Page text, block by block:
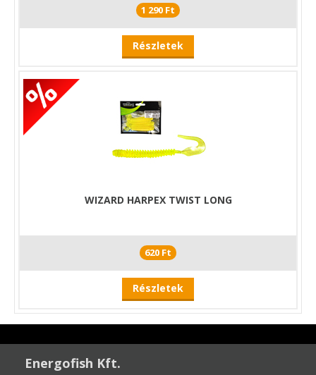
1 290 Ft
Részletek
WIZARD HARPEX TWIST LONG
620 Ft
Részletek
Energofish Kft.